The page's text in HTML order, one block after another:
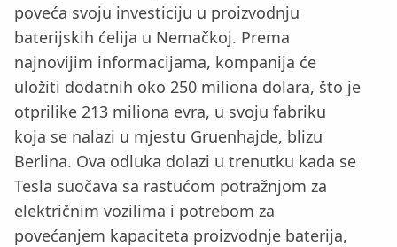
poveća svoju investiciju u proizvodnju
baterijskih ćelija u Nemačkoj. Prema
najnovijim informacijama, kompanija će
uložiti dodatnih oko 250 miliona dolara, što je
otprilike 213 miliona evra, u svoju fabriku
koja se nalazi u mjestu Gruenhajde, blizu
Berlina. Ova odluka dolazi u trenutku kada se
Tesla suočava sa rastućom potražnjom za
električnim vozilima i potrebom za
povećanjem kapaciteta proizvodnje baterija,